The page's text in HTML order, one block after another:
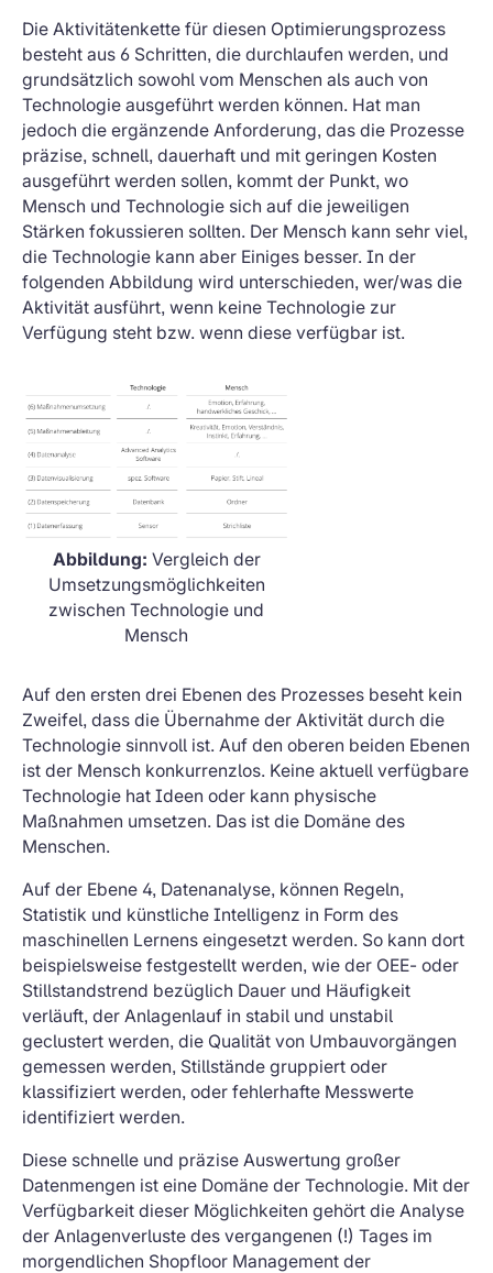
Die Aktivitätenkette für diesen Optimierungsprozess
besteht aus 6 Schritten, die durchlaufen werden, und
grundsätzlich sowohl vom Menschen als auch von
Technologie ausgeführt werden können. Hat man
jedoch die ergänzende Anforderung, das die Prozesse
präzise, schnell, dauerhaft und mit geringen Kosten
ausgeführt werden sollen, kommt der Punkt, wo
Mensch und Technologie sich auf die jeweiligen
Stärken fokussieren sollten. Der Mensch kann sehr viel,
die Technologie kann aber Einiges besser. In der
folgenden Abbildung wird unterschieden, wer/was die
Aktivität ausführt, wenn keine Technologie zur
Verfügung steht bzw. wenn diese verfügbar ist.
Abbildung: Vergleich der
Umsetzungsmöglichkeiten
zwischen Technologie und
Mensch
Auf den ersten drei Ebenen des Prozesses beseht kein
Zweifel, dass die Übernahme der Aktivität durch die
Technologie sinnvoll ist. Auf den oberen beiden Ebenen
ist der Mensch konkurrenzlos. Keine aktuell verfügbare
Technologie hat Ideen oder kann physische
Maßnahmen umsetzen. Das ist die Domäne des
Menschen.
Auf der Ebene 4, Datenanalyse, können Regeln,
Statistik und künstliche Intelligenz in Form des
maschinellen Lernens eingesetzt werden. So kann dort
beispielsweise festgestellt werden, wie der OEE- oder
Stillstandstrend bezüglich Dauer und Häufigkeit
verläuft, der Anlagenlauf in stabil und unstabil
geclustert werden, die Qualität von Umbauvorgängen
gemessen werden, Stillstände gruppiert oder
klassifiziert werden, oder fehlerhafte Messwerte
identifiziert werden.
Diese schnelle und präzise Auswertung großer
Datenmengen ist eine Domäne der Technologie. Mit der
Verfügbarkeit dieser Möglichkeiten gehört die Analyse
der Anlagenverluste des vergangenen (!) Tages im
morgendlichen Shopfloor Management der